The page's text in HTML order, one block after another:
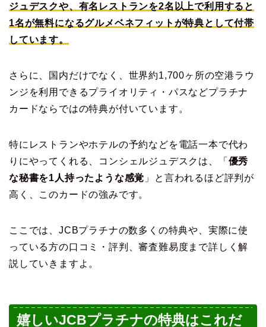
ジュデスクや、有名レストランを2名以上で利用すると
1名が無料になるグルメベネフィットが特典として付帯
しています。
さらに、国内だけでなく、世界約1,700ヶ所の空港ラウ
ンジを利用できるプライオリティ・パスなどプラチナ
カードならではの特典が付いています。
特にレストランやホテルの予約などを電話一本で代わ
りにやってくれる、コンシェルジュデスクは、「 優秀
な秘書を1人持ったような感覚 」と言われるほど評判が
高く、このカードの強みです。
ここでは、JCBプラチナの数多くの特典や、実際に使
っている方の口コミ・評判、審査難易度まで詳しく解
説していきますよ。
嬉しいJCBプラチナの特典はこれだ